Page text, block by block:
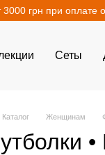
3000 грн при
Сеты
Каталог Женщинам